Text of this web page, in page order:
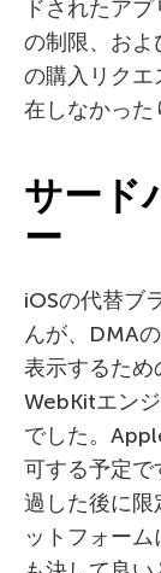
ドされたア
の制限、およ
の購入リク
在しなかった
サード
ー
iOSの代替ブ
んが、DMA
表示するた
WebKitエン
でした。
可する予定で
過した後に限
ットフォー